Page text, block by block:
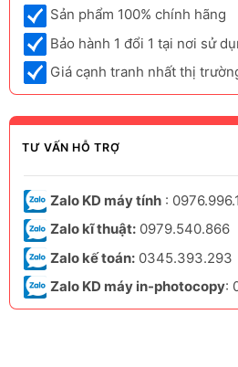
Sản phẩm 100% chính hãng
Bảo hành 1 đổi 1 tại nơi sử
Giá cạnh tranh nhất thị
TƯ VẤN HỖ TRỢ
Zalo KD máy tính :
Zalo kĩ thuật: 0979.540.866
Zalo kế toán: 0345.393.293
Zalo KD máy in-photocopy: